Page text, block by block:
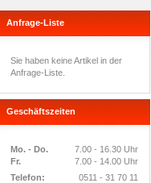
Anfrage-Liste
Sie haben keine Artikel in der
Anfrage-Liste.
Geschäftszeiten
Mo. - Do.
7.00 - 16.30 Uhr
Fr.
7.00 - 14.00 Uhr
Telefon:
0511 - 31 70 11